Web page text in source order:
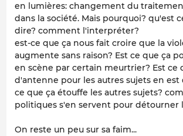
en lumières: changement du
dans la société. Mais pourquoi? qu'est
dire? comment l'interpréter?
est-ce que ça nous fait croire que la
augmente sans raison? Est ce que ça
en scène par certain meurtrier? Est ce
d'antenne pour les autres sujets en
ce que ça étouffe les autres sujets?
politiques s'en servent pour détourner
On reste un peu sur sa faim...